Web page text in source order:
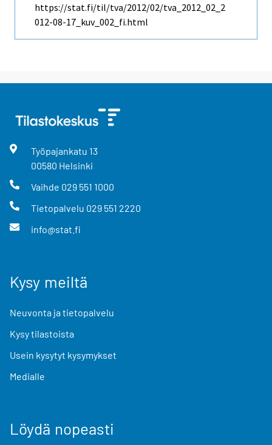
https://stat.fi/til/tva/2012/02/tva_2012_02_2
012-08-17_kuv_002_fi.html
Työpajankatu 13
00580 Helsinki
Vaihde 029 551 1000
Tietopalvelu 029 551 2220
info@stat.fi
Kysy meiltä
Neuvonta ja tietopalvelu
Kysy tilastoista
Usein kysytyt kysymykset
Medialle
Löydä nopeasti